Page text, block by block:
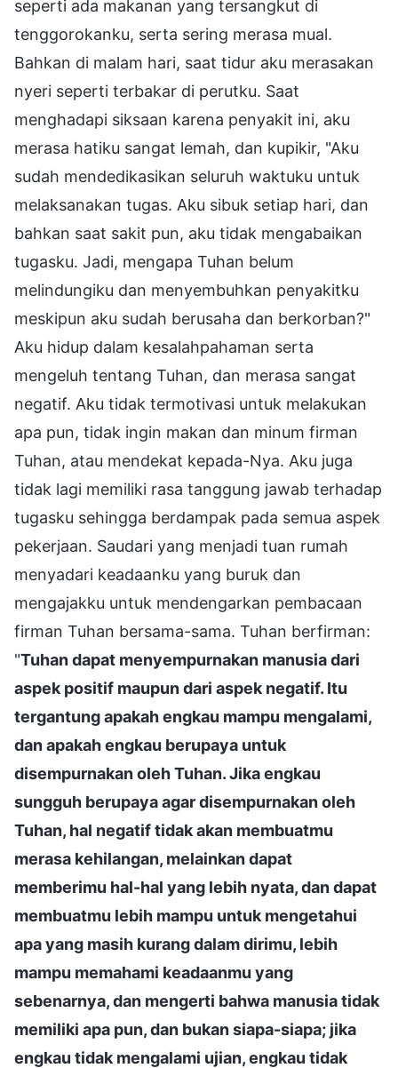
seperti ada makanan yang tersangkut di
tenggorokanku, serta sering merasa mual.
Bahkan di malam hari, saat tidur aku merasakan
nyeri seperti terbakar di perutku. Saat
menghadapi siksaan karena penyakit ini, aku
merasa hatiku sangat lemah, dan kupikir, "Aku
sudah mendedikasikan seluruh waktuku untuk
melaksanakan tugas. Aku sibuk setiap hari, dan
bahkan saat sakit pun, aku tidak mengabaikan
tugasku. Jadi, mengapa Tuhan belum
melindungiku dan menyembuhkan penyakitku
meskipun aku sudah berusaha dan berkorban?"
Aku hidup dalam kesalahpahaman serta
mengeluh tentang Tuhan, dan merasa sangat
negatif. Aku tidak termotivasi untuk melakukan
apa pun, tidak ingin makan dan minum firman
Tuhan, atau mendekat kepada-Nya. Aku juga
tidak lagi memiliki rasa tanggung jawab terhadap
tugasku sehingga berdampak pada semua aspek
pekerjaan. Saudari yang menjadi tuan rumah
menyadari keadaanku yang buruk dan
mengajakku untuk mendengarkan pembacaan
firman Tuhan bersama-sama. Tuhan berfirman:
"Tuhan dapat menyempurnakan manusia dari
aspek positif maupun dari aspek negatif. Itu
tergantung apakah engkau mampu mengalami,
dan apakah engkau berupaya untuk
disempurnakan oleh Tuhan. Jika engkau
sungguh berupaya agar disempurnakan oleh
Tuhan, hal negatif tidak akan membuatmu
merasa kehilangan, melainkan dapat
memberimu hal-hal yang lebih nyata, dan dapat
membuatmu lebih mampu untuk mengetahui
apa yang masih kurang dalam dirimu, lebih
mampu memahami keadaanmu yang
sebenarnya, dan mengerti bahwa manusia tidak
memiliki apa pun, dan bukan siapa-siapa; jika
engkau tidak mengalami ujian, engkau tidak